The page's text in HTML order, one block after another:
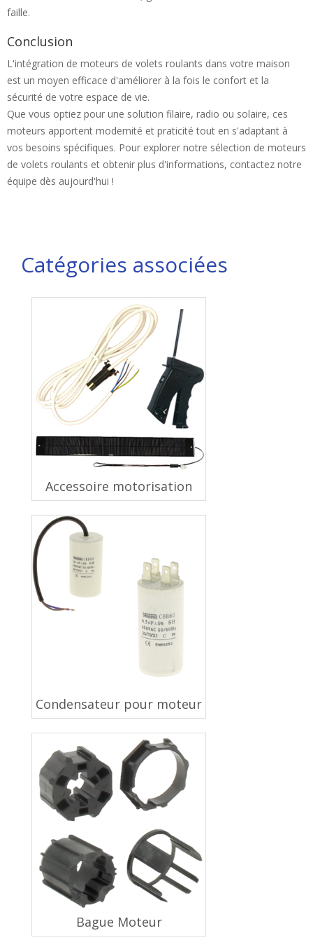
faille.
Conclusion
L'intégration de moteurs de volets roulants dans votre maison
est un moyen efficace d'améliorer à la fois le confort et la
sécurité de votre espace de vie.
Que vous optiez pour une solution filaire, radio ou solaire, ces
moteurs apportent modernité et praticité tout en s'adaptant à
vos besoins spécifiques. Pour explorer notre sélection de moteurs
de volets roulants et obtenir plus d'informations, contactez notre
équipe dès aujourd'hui !
Catégories associées
Accessoire motorisation
Condensateur pour moteur
Bague Moteur